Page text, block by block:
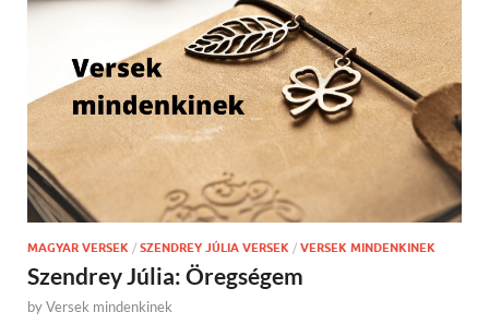
MAGYAR VERSEK / SZENDREY JÚLIA VERSEK / VERSEK MINDENKINEK
Szendrey Júlia: Öregségem
byVersek mindenkinek